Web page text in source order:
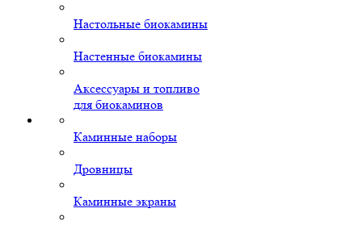
Настольные биокамины
Настенные биокамины
Аксессуары и топливо
для биокаминов
Каминные наборы
Дровницы
Каминные экраны